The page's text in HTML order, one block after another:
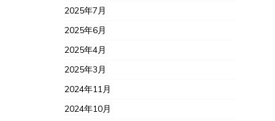
2025年7月
2025年6月
2025年4月
2025年3月
2024年11月
2024年10月